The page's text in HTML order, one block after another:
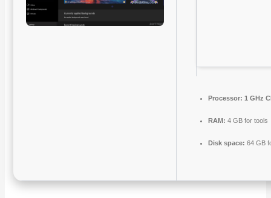
Processor: 1 GHz
RAM: 4 GB for tools
Disk space: 64 GB